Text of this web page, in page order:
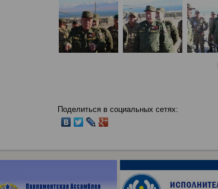
Поделиться в социальных сетях: